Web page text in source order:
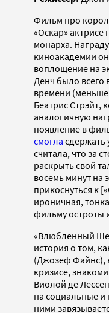
Фильм про
«Оскар» актрисе
монарха.
киноакадемии
воплощение на
Денч было всего
времени
Беатрис Стрэйт,
аналогичную
появление в
смогла сдержать
считала, что за
раскрыть свой
восемь минут на
прикоснуться к
ироничная,
фильму остроты
«Влюбленный
история о том,
(Джозеф Файнс),
кризисе,
Виолой де
на социальные и
ними